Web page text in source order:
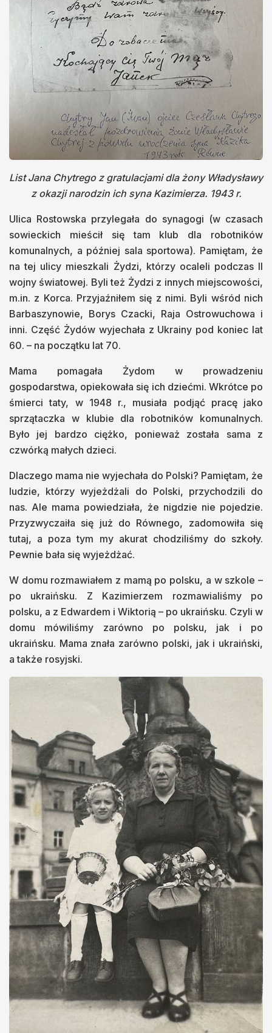
List Jana Chytrego z gratulacjami dla żony Władysławy
z okazji narodzin ich syna Kazimierza. 1943 r.
Ulica Rostowska przylegała do synagogi (w czasach
sowieckich mieścił się tam klub dla robotników
komunalnych, a później sala sportowa). Pamiętam, że
na tej ulicy mieszkali Żydzi, którzy ocaleli podczas II
wojny światowej. Byli też Żydzi z innych miejscowości,
m.in. z Korca. Przyjaźniłem się z nimi. Byli wśród nich
Barbaszynowie, Borys Czacki, Raja Ostrowuchowa i
inni. Część Żydów wyjechała z Ukrainy pod koniec lat
60. – na początku lat 70.
Mama pomagała Żydom w prowadzeniu
gospodarstwa, opiekowała się ich dziećmi. Wkrótce po
śmierci taty, w 1948 r., musiała podjąć pracę jako
sprzątaczka w klubie dla robotników komunalnych.
Było jej bardzo ciężko, ponieważ została sama z
czwórką małych dzieci.
Dlaczego mama nie wyjechała do Polski? Pamiętam, że
ludzie, którzy wyjeżdżali do Polski, przychodzili do
nas. Ale mama powiedziała, że nigdzie nie pojedzie.
Przyzwyczaiła się już do Równego, zadomowiła się
tutaj, a poza tym my akurat chodziliśmy do szkoły.
Pewnie bała się wyjeżdżać.
W domu rozmawiałem z mamą po polsku, a w szkole –
po ukraińsku. Z Kazimierzem rozmawialiśmy po
polsku, a z Edwardem i Wiktorią – po ukraińsku. Czyli w
domu mówiliśmy zarówno po polsku, jak i po
ukraińsku. Mama znała zarówno polski, jak i ukraiński,
a także rosyjski.